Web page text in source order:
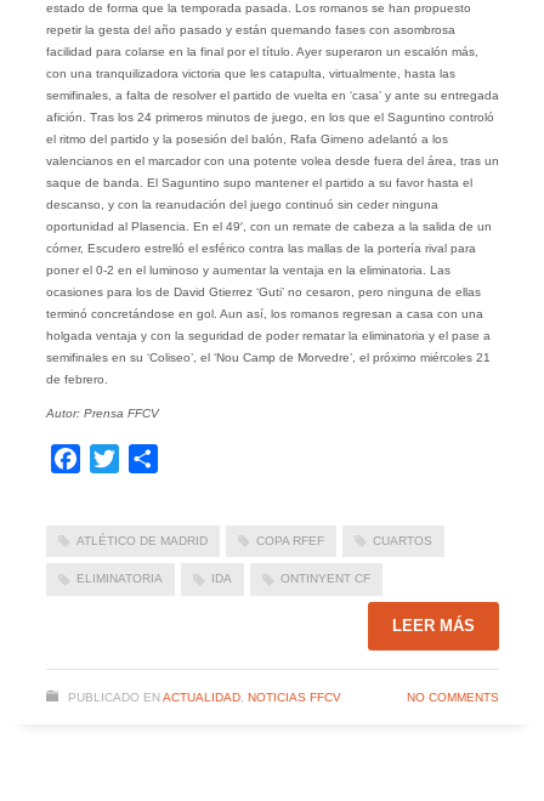
estado de forma que la temporada pasada. Los romanos se han propuesto
repetir la gesta del año pasado y están quemando fases con asombrosa
facilidad para colarse en la final por el título. Ayer superaron un escalón más,
con una tranquilizadora victoria que les catapulta, virtualmente, hasta las
semifinales, a falta de resolver el partido de vuelta en ‘casa’ y ante su entregada
afición. Tras los 24 primeros minutos de juego, en los que el Saguntino controló
el ritmo del partido y la posesión del balón, Rafa Gimeno adelantó a los
valencianos en el marcador con una potente volea desde fuera del área, tras un
saque de banda. El Saguntino supo mantener el partido a su favor hasta el
descanso, y con la reanudación del juego continuó sin ceder ninguna
oportunidad al Plasencia. En el 49′, con un remate de cabeza a la salida de un
córner, Escudero estrelló el esférico contra las mallas de la portería rival para
poner el 0-2 en el luminoso y aumentar la ventaja en la eliminatoria. Las
ocasiones para los de David Gtierrez ‘Guti’ no cesaron, pero ninguna de ellas
terminó concretándose en gol. Aun así, los romanos regresan a casa con una
holgada ventaja y con la seguridad de poder rematar la eliminatoria y el pase a
semifinales en su ‘Coliseo’, el ‘Nou Camp de Morvedre’, el próximo miércoles 21
de febrero.
Autor: Prensa FFCV
Facebook
Twitter
ATLÉTICO DE MADRID COPA RFEF CUARTOS
ELIMINATORIA IDA ONTINYENT CF
LEER MÁS
PUBLICADO EN ACTUALIDAD, NOTICIAS FFCV NO COMMENTS